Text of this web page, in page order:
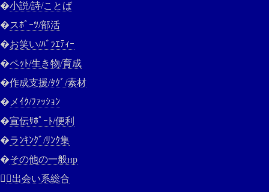
�小説/詩/ことば
�スﾎﾟｰﾂ/部活
�お笑い/ﾊﾞﾗｴﾃｨｰ
�ペｯﾄ/生き物/育成
�作成支援/ﾀｸﾞ/素材
� メｲｸ/ﾌｧｯｼｮﾝ
�宣伝ｻﾎﾟｰﾄ/便利
�ラﾝｷﾝｸﾞ/ﾘﾝｸ集
�その他の一般нр
 出会い系総合